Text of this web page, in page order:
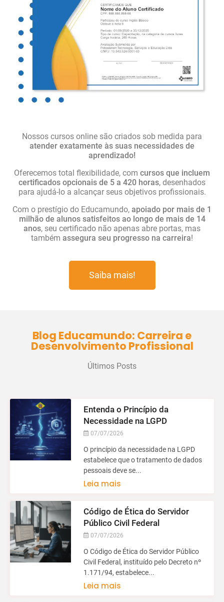
Nossos cursos online são criados sob medida para
atender exatamente às suas necessidades de
aprendizado!
Oferecemos total flexibilidade, com cursos que incluem
certificados opcionais de 5 a 420 horas, desenhados
para ajudá-lo a alcançar seus objetivos profissionais.
Com o prestígio do Educamundo, apoiado por mais de 1
milhão de alunos satisfeitos ao longo de mais de 14
anos, seu certificado não apenas abre portas, mas
também assegura seu progresso na carreira!
Saiba mais!
Blog Educamundo: Carreira e
Desenvolvimento Profissional
Últimos Posts
Entenda o Princípio da
Necessidade na LGPD
07/07/2026
O princípio da necessidade na LGPD
estabelece que o tratamento de dados
pessoais deve se...
Leia mais
Código de Ética do Servidor
Público Civil Federal
07/07/2026
O Código de Ética do Servidor Público
Civil Federal, instituído pelo Decreto nº
1.171/94, estabelece...
Leia mais